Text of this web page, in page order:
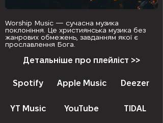
Worship Music — сучасна музика
поклоніння. Це християнська музика без
жанрових обмежень, завданням якої є
прославлення Бога.
Детальніше про плейліст >>
Spotify Apple Music Deezer
YT Music YouTube TIDAL